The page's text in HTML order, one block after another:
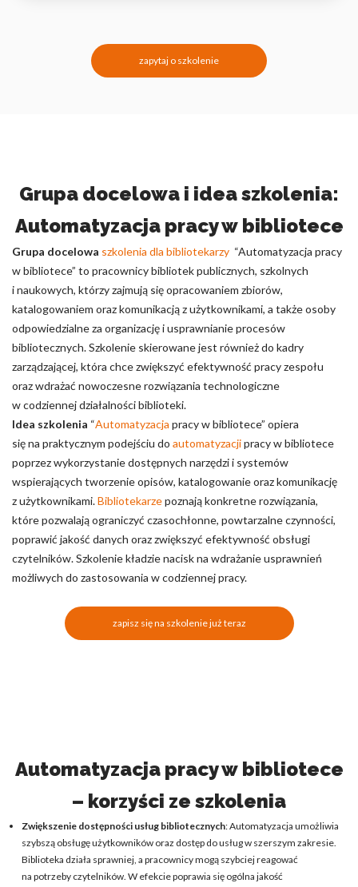
zapytaj o szkolenie
Grupa docelowa i idea szkolenia:
Automatyzacja pracy w bibliotece
Grupa docelowa szkolenia dla bibliotekarzy “Automatyzacja pracy
w bibliotece” to pracownicy bibliotek publicznych, szkolnych
i naukowych, którzy zajmują się opracowaniem zbiorów,
katalogowaniem oraz komunikacją z użytkownikami, a także osoby
odpowiedzialne za organizację i usprawnianie procesów
bibliotecznych. Szkolenie skierowane jest również do kadry
zarządzającej, która chce zwiększyć efektywność pracy zespołu
oraz wdrażać nowoczesne rozwiązania technologiczne
w codziennej działalności biblioteki.
Idea szkolenia “Automatyzacja pracy w bibliotece” opiera
się na praktycznym podejściu do automatyzacjipracy w bibliotece
poprzez wykorzystanie dostępnych narzędzi i systemów
wspierających tworzenie opisów, katalogowanie oraz komunikację
z użytkownikami.Bibliotekarzepoznają konkretne rozwiązania,
które pozwalają ograniczyć czasochłonne, powtarzalne czynności,
poprawić jakość danych oraz zwiększyć efektywność obsługi
czytelników. Szkolenie kładzie nacisk na wdrażanie usprawnień
możliwych do zastosowania w codziennej pracy.
zapisz się na szkolenie już teraz
Automatyzacja pracy w bibliotece
– korzyści ze szkolenia
Zwiększenie dostępności usług bibliotecznych: Automatyzacja umożliwia
szybszą obsługę użytkowników oraz dostęp do usług w szerszym zakresie.
Biblioteka działa sprawniej, a pracownicy mogą szybciej reagować
na potrzeby czytelników. W efekcie poprawia się ogólna jakość